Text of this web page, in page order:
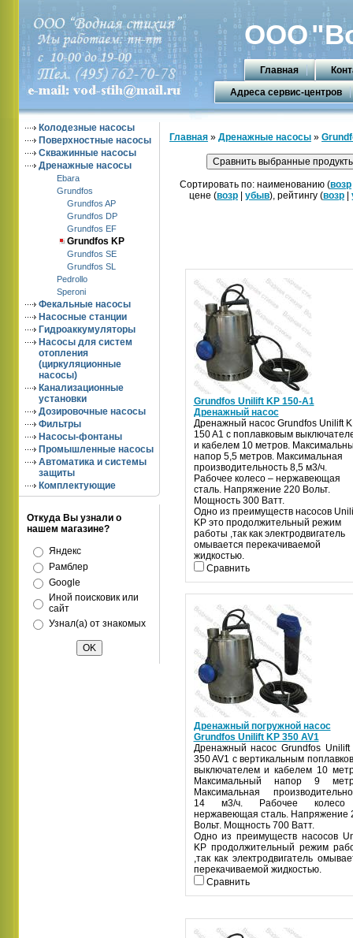
ООО
Главная
Адреса сервис-центров
Колодезные насосы
Поверхностные насосы
Скважинные насосы
Дренажные насосы
Ebara
Grundfos
Grundfos AP
Grundfos DP
Grundfos EF
Grundfos KP
Grundfos SE
Grundfos SL
Pedrollo
Speroni
Фекальные насосы
Насосные станции
Гидроаккумуляторы
Насосы для систем
отопления
(циркуляционные
насосы)
Канализационные
установки
Дозировочные насосы
Фильтры
Насосы-фонтаны
Промышленные насосы
Автоматика и системы
защиты
Комплектующие
Откуда Вы узнали о
нашем магазине?
Яндекс
Рамблер
Google
Иной поисковик или
сайт
Узнал(а) от знакомых
Главная » Дренажные насосы »
Сортировать по: наименованию (возр
цене (возр убыв), рейтингу (возр
Grundfos Unilift KP 150-A1
Дренажный насос
Дренажный насос Grundfos Unilift
150 A1 с поплавковым
и кабелем 10 метров.
напор 5,5 метров. Максимальная
производительность 8,5 м3/ч.
Рабочее колесо – нержавеющая
сталь. Напряжение 220 Вольт.
Мощность 300 Ватт.
Одно из преимуществ насосов
KP это продолжительный режим
работы ,так как электродвигатель
омывается перекачиваемой
жидкостью.
Сравнить
Дренажный погружной насос
Grundfos Unilift KP 350 AV1
Дренажный насос Grundfos Unilift
350 AV1 с вертикальным
выключателем и кабелем 10
Максимальный напор 9
Максимальная
14 м3/ч. Рабочее
нержавеющая сталь. Напряжение
Вольт. Мощность 700 Ватт.
Одно из преимуществ насосов
KP продолжительный режим
,так как электродвигатель
перекачиваемой жидкостью.
Сравнить